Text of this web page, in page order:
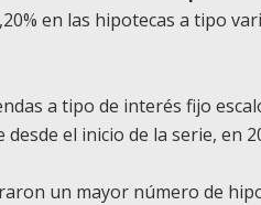
en las hipotecas a tipo
a tipo de interés fijo
el inicio de la serie, en
un mayor número de